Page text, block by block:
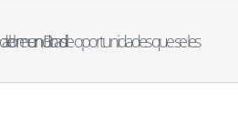
Jóvenes españoles hablan del mundo de oportunidades que se les abre en Brasil